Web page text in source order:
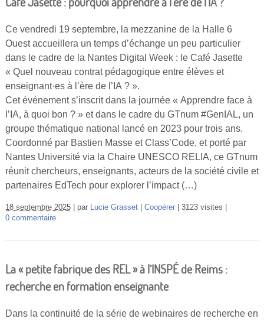
Ce vendredi 19 septembre, la mezzanine de la Halle 6
Ouest accueillera un temps d’échange un peu particulier
dans le cadre de la Nantes Digital Week : le Café Jasette
« Quel nouveau contrat pédagogique entre élèves et
enseignant·es à l’ère de l’IA ? ».
Cet événement s’inscrit dans la journée « Apprendre face à
l’IA, à quoi bon ? » et dans le cadre du GTnum #GenIAL, un
groupe thématique national lancé en 2023 pour trois ans.
Coordonné par Bastien Masse et Class’Code, et porté par
Nantes Université via la Chaire UNESCO RELIA, ce GTnum
réunit chercheurs, enseignants, acteurs de la société civile et
partenaires EdTech pour explorer l’impact (…)
18 septembre 2025 par Lucie Grasset Coopérer
3123 visites
0 commentaire
La « petite fabrique des REL » à l’INSPÉ de Reims :
recherche en formation enseignante
Dans la continuité de la série de webinaires de recherche en